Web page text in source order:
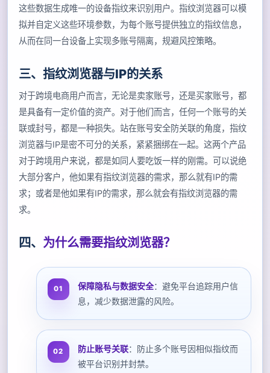
这些数据生成唯一的设备指纹来识别用户。指纹浏览器可以模
拟并自定义这些环境参数，为每个账号提供独立的指纹信息，
从而在同一台设备上实现多账号隔离，规避风控策略。
三、指纹浏览器与IP的关系
对于跨境电商用户而言，无论是卖家账号，还是买家账号，都
是具备有一定价值的资产。对于他们而言，任何一个账号的关
联或封号，都是一种损失。站在账号安全防关联的角度，指纹
浏览器与IP是密不可分的关系，紧紧捆绑在一起。这两个产品
对于跨境用户来说，都是如同人要吃饭一样的刚需。可以说绝
大部分客户，他如果有指纹浏览器的需求，那么就有IP的需
求；或者是他如果有IP的需求，那么就会有指纹浏览器的需
求。
四、 为什么需要指纹浏览器？
保障隐私与数据安全：避免平台追踪用户信
息，减少数据泄露的风险。
防止账号关联：防止多个账号因相似指纹而
被平台识别并封禁。